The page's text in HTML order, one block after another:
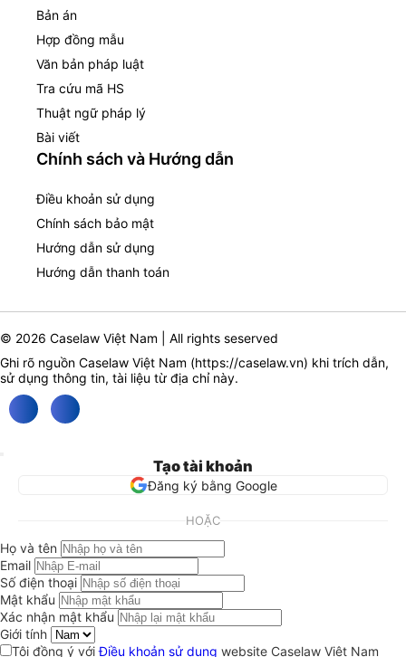
Bản án
Hợp đồng mẫu
Văn bản pháp luật
Tra cứu mã HS
Thuật ngữ pháp lý
Bài viết
Chính sách và Hướng dẫn
Điều khoản sử dụng
Chính sách bảo mật
Hướng dẫn sử dụng
Hướng dẫn thanh toán
© 2026 Caselaw Việt Nam | All rights seserved
Ghi rõ nguồn Caselaw Việt Nam (https://caselaw.vn) khi trích dẫn,
sử dụng thông tin, tài liệu từ địa chỉ này.
Tạo tài khoản
Đăng ký bằng Google
HOẶC
Họ và tên
Email
Số điện thoại
Mật khẩu
Xác nhận mật khẩu
Giới tính
Tôi đồng ý vớiĐiều khoản sử dụng website Caselaw Việt Nam